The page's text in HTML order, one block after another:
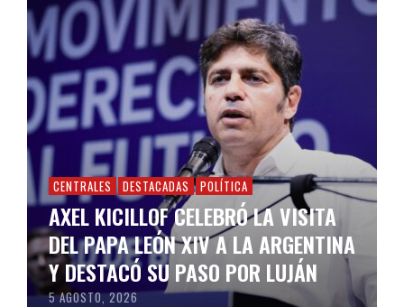
CENTRALES DESTACADAS POLÍTICA
AXEL KICILLOF CELEBRÓ LA VISITA
DEL PAPA LEÓN XIV A LA ARGENTINA
Y DESTACÓ SU PASO POR LUJÁN
5 AGOSTO, 2026